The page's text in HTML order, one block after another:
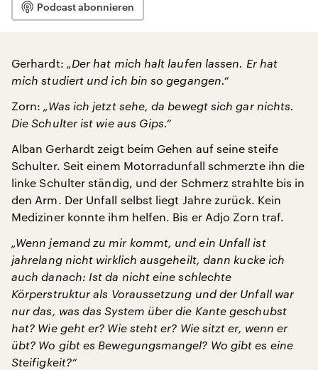
Podcast abonnieren
Gerhardt: „Der hat mich halt laufen lassen. Er hat
mich studiert und ich bin so gegangen.“
Zorn: „Was ich jetzt sehe, da bewegt sich gar nichts.
Die Schulter ist wie aus Gips.“
Alban Gerhardt zeigt beim Gehen auf seine steife
Schulter. Seit einem Motorradunfall schmerzte ihn die
linke Schulter ständig, und der Schmerz strahlte bis in
den Arm. Der Unfall selbst liegt Jahre zurück. Kein
Mediziner konnte ihm helfen. Bis er Adjo Zorn traf.
„Wenn jemand zu mir kommt, und ein Unfall ist
jahrelang nicht wirklich ausgeheilt, dann kucke ich
auch danach: Ist da nicht eine schlechte
Körperstruktur als Voraussetzung und der Unfall war
nur das, was das System über die Kante geschubst
hat? Wie geht er? Wie steht er? Wie sitzt er, wenn er
übt? Wo gibt es Bewegungsmangel? Wo gibt es eine
Steifigkeit?“